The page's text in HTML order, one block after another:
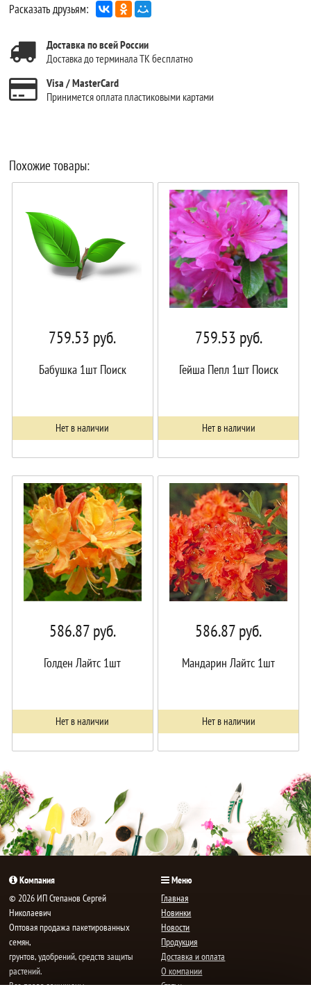
Расказать друзьям:
Доставка по всей России
Доставка до терминала ТК бесплатно
Visa / MasterCard
Принимется оплата пластиковыми картами
Похожие товары:
759.53 руб.
Бабушка 1шт Поиск
Нет в наличии
759.53 руб.
Гейша Пепл 1шт Поиск
Нет в наличии
586.87руб.
Голден Лайтс 1шт
Нет в наличии
586.87руб.
Мандарин Лайтс 1шт
Нет в наличии
Компания
© 2026 ИП Степанов Сергей
Николаевич
Oптовая продажа пакетированных
семян,
грунтов, удобрений, средств защиты
растений.
Все права защищены.
Меню
Главная
Новинки
Новости
Продукция
Доставка и оплата
О компании
Статьи